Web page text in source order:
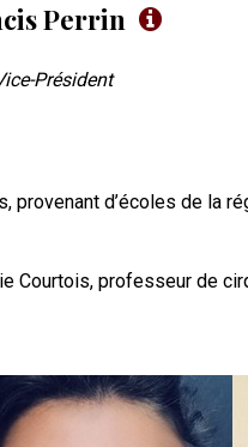
Perrin
Président
provenant d’écoles de la
Courtois, professeur de